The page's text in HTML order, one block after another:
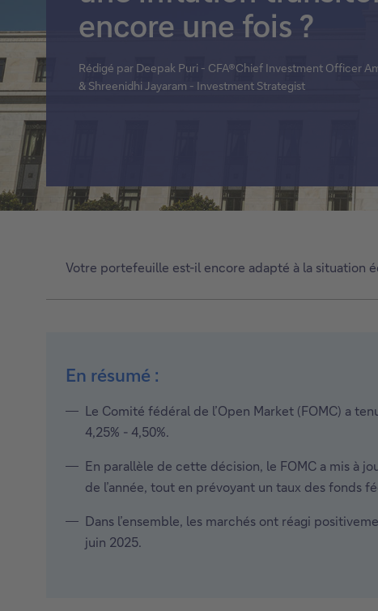
Titres de créance structurés
encore une fois ?
Rédigé par Deepak Puri - CFA®Chief Investment Officer
& Shreenidhi Jayaram - Investment Strategist
Votre portefeuille est-il encore adapté à la situation
En résumé :
Le Comité fédéral de l’Open Market (FOMC) a
4,25% - 4,50%.
En parallèle de cette décision, le FOMC a mis à
de l’année, tout en prévoyant un taux des fonds
Dans l’ensemble, les marchés ont réagi
juin 2025.